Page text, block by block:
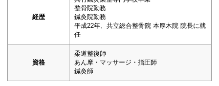
経歴
整骨院勤務
鍼灸院勤務
平成22年、共立総合整骨院 本厚木院 院長に就
任
資格
柔道整復師
あん摩・マッサージ・指圧師
鍼灸師